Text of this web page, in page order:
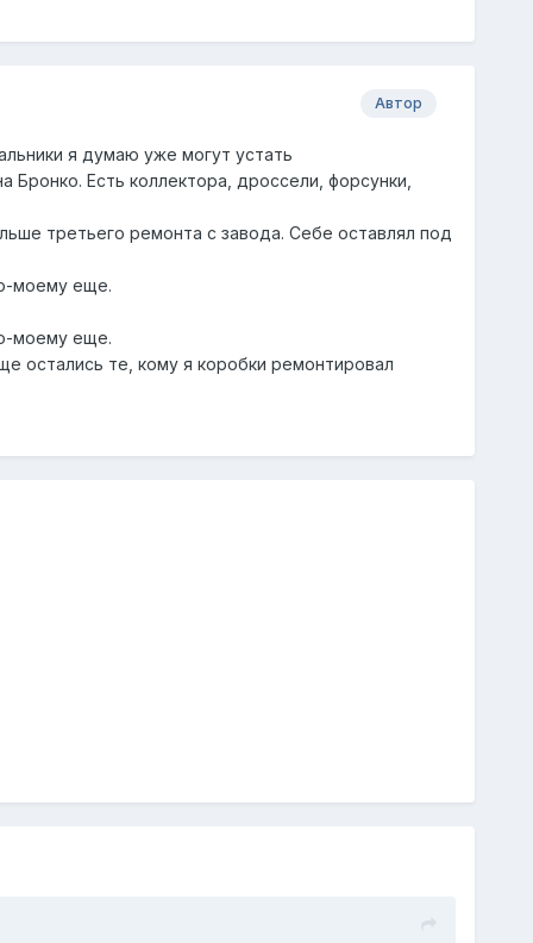
Автор
я думаю уже могут устать
Есть коллектора, дроссели, форсунки,
третьего ремонта с завода. Себе оставлял под
моему еще.
моему еще.
остались те, кому я коробки ремонтировал